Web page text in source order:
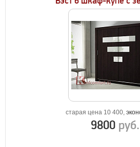
старая цена 10 400,
9800 руб.